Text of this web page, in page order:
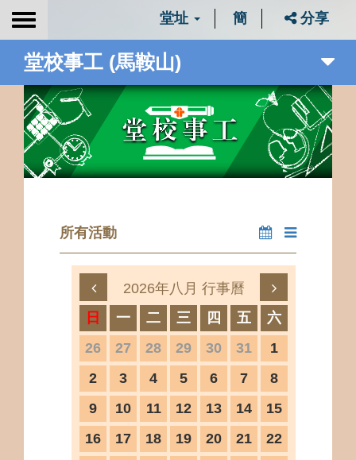
Toggle
堂址 簡 分享
堂校事工 (馬鞍山)
所有活動
2026年八月 行事曆
日
一 二 三 四 五
六
26
27 28 29 30 31
1
2
3 4 5 6 7
8
9
10 11 12 13 14
15
16
17 18 19 20 21
22